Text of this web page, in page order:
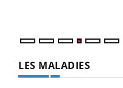
LES MALADIES